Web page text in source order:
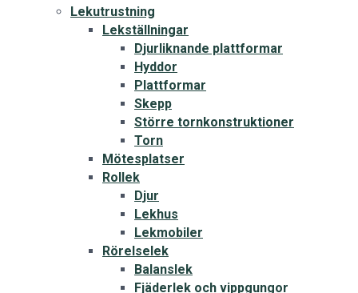
Lekutrustning
Lekställningar
Djurliknande plattformar
Hyddor
Plattformar
Skepp
Större tornkonstruktioner
Torn
Mötesplatser
Rollek
Djur
Lekhus
Lekmobiler
Rörelselek
Balanslek
Fjäderlek och vippgungor